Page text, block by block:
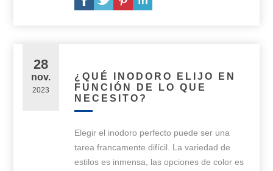
¿QUÉ INODORO ELIJO EN
FUNCIÓN DE LO QUE
NECESITO?
28
nov.
2023
Elegir el inodoro perfecto puede ser una
tarea francamente difícil. La variedad de
estilos es inmensa, las opciones de color es